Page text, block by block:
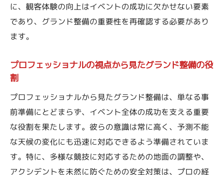
に、観客体験の向上はイベントの成功に欠かせない要素
であり、グランド整備の重要性を再確認する必要があり
ます。
プロフェッショナルの視点から見たグランド整備の役
割
プロフェッショナルから見たグランド整備は、単なる事
前準備にとどまらず、イベント全体の成功を支える重要
な役割を果たします。彼らの意識は常に高く、予測不能
な天候の変化にも迅速に対応できるよう準備されていま
す。特に、多様な競技に対応するための地面の調整や、
アクシデントを未然に防ぐための安全対策は、プロの経